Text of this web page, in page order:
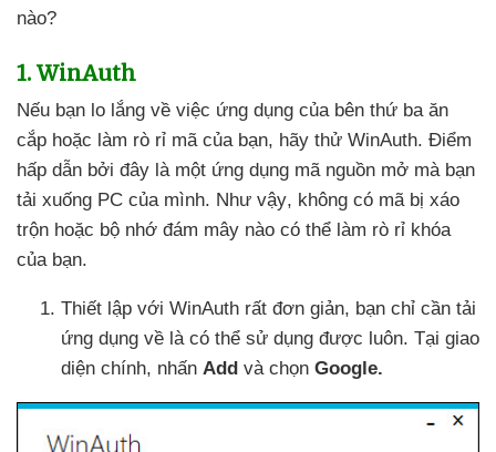
nào?
1. WinAuth
Nếu bạn lo lắng về việc ứng dụng của bên thứ ba ăn
cắp hoặc làm rò rỉ mã của bạn, hãy thử WinAuth. Điểm
hấp dẫn bởi đây là một ứng dụng mã nguồn mở mà bạn
tải xuống PC của mình. Như vậy, không có mã bị xáo
trộn hoặc bộ nhớ đám mây nào có thể làm rò rỉ khóa
của bạn.
Thiết lập với WinAuth rất đơn giản, bạn chỉ cần tải
ứng dụng về là có thể sử dụng được luôn. Tại giao
diện chính, nhấn Add và chọn Google.